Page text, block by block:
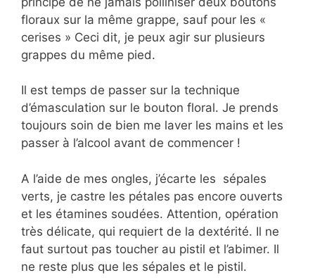
floraux sur la même grappe, sauf pour les «
cerises » Ceci dit, je peux agir sur plusieurs
grappes du même pied.
Il est temps de passer sur la technique
d’émasculation sur le bouton floral. Je prends
toujours soin de bien me laver les mains et les
passer à l’alcool avant de commencer !
A l’aide de mes ongles, j’écarte les sépales
verts, je castre les pétales pas encore ouverts
et les étamines soudées. Attention, opération
très délicate, qui requiert de la dextérité. Il ne
faut surtout pas toucher au pistil et l’abimer. Il
ne reste plus que les sépales et le pistil.